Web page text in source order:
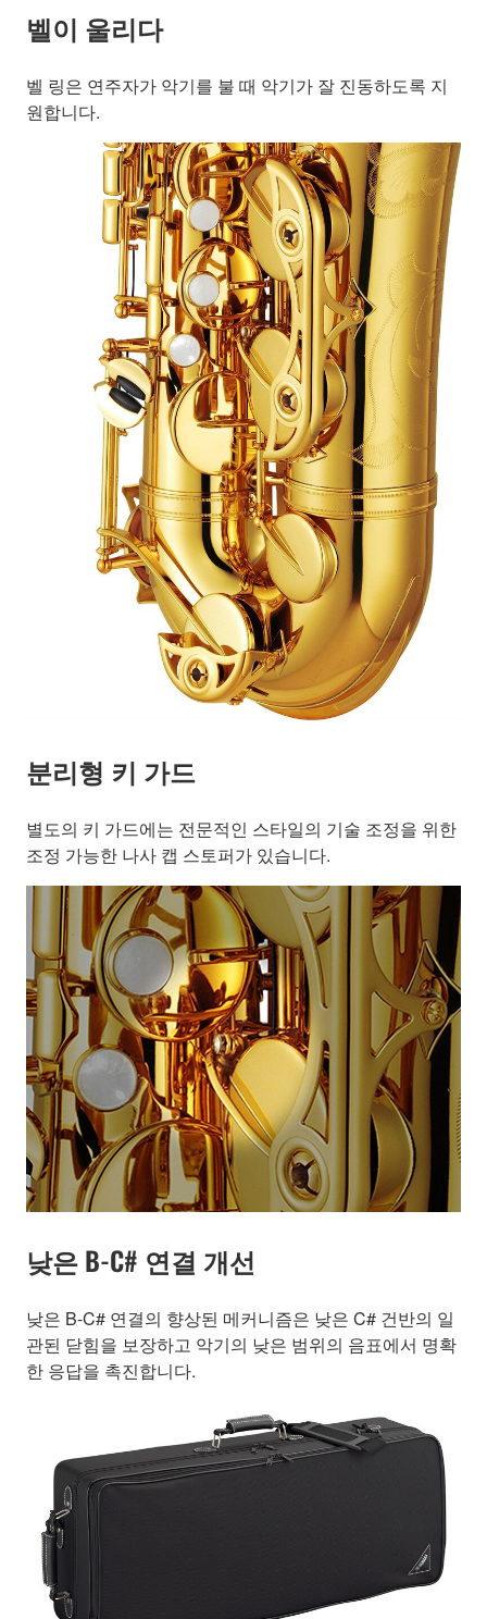
벨이 울리다
벨 링은 연주자가 악기를 불 때 악기가 잘 진동하도록 지
원합니다.
분리형 키 가드
별도의 키 가드에는 전문적인 스타일의 기술 조정을 위한
조정 가능한 나사 캡 스토퍼가 있습니다.
낮은 B-C# 연결 개선
낮은 B-C# 연결의 향상된 메커니즘은 낮은 C# 건반의 일
관된 닫힘을 보장하고 악기의 낮은 범위의 음표에서 명확
한 응답을 촉진합니다.